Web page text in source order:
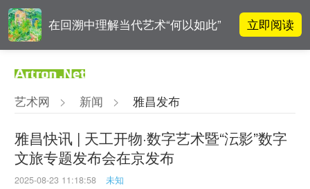
在回溯中理解当代艺术“何以如此” 立即阅读
影响力榜单
吕晓：北京画院两个中心十年 跨学
科带来齐白石研究新突破
周杰伦都要去的伦敦弗里兹，到底
有多火爆？
艺术网 > 新闻 > 雅昌发布
雅昌快讯 | 天工开物·数字艺术暨“沄影”数字
文旅专题发布会在京发布
2025-08-23 11:18:58 未知